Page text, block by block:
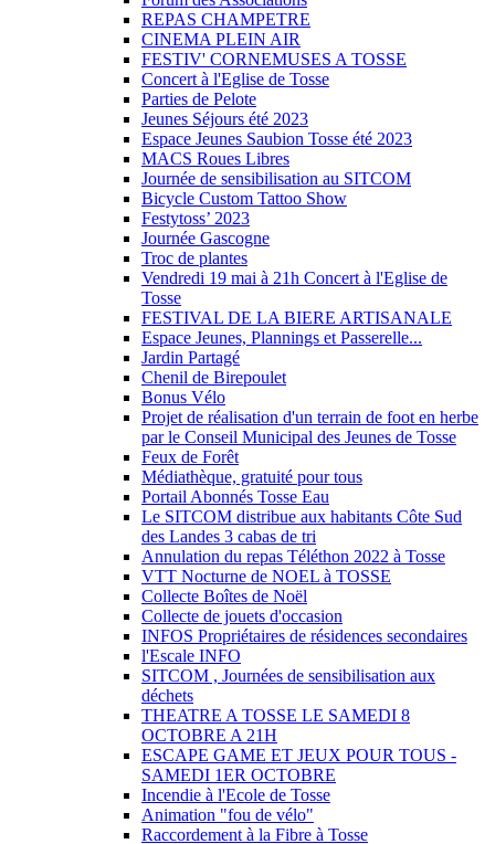
REPAS CHAMPETRE
CINEMA PLEIN AIR
FESTIV' CORNEMUSES A TOSSE
Concert à l'Eglise de Tosse
Parties de Pelote
Jeunes Séjours été 2023
Espace Jeunes Saubion Tosse été 2023
MACS Roues Libres
Journée de sensibilisation au SITCOM
Bicycle Custom Tattoo Show
Festytoss’ 2023
Journée Gascogne
Troc de plantes
Vendredi 19 mai à 21h Concert à l'Eglise de
Tosse
FESTIVAL DE LA BIERE ARTISANALE
Espace Jeunes, Plannings et Passerelle...
Jardin Partagé
Chenil de Birepoulet
Bonus Vélo
Projet de réalisation d'un terrain de foot en herbe
par le Conseil Municipal des Jeunes de Tosse
Feux de Forêt
Médiathèque, gratuité pour tous
Portail Abonnés Tosse Eau
Le SITCOM distribue aux habitants Côte Sud
des Landes 3 cabas de tri
Annulation du repas Téléthon 2022 à Tosse
VTT Nocturne de NOEL à TOSSE
Collecte Boîtes de Noël
Collecte de jouets d'occasion
INFOS Propriétaires de résidences secondaires
l'Escale INFO
SITCOM , Journées de sensibilisation aux
déchets
THEATRE A TOSSE LE SAMEDI 8
OCTOBRE A 21H
ESCAPE GAME ET JEUX POUR TOUS -
SAMEDI 1ER OCTOBRE
Incendie à l'Ecole de Tosse
Animation "fou de vélo"
Raccordement à la Fibre à Tosse